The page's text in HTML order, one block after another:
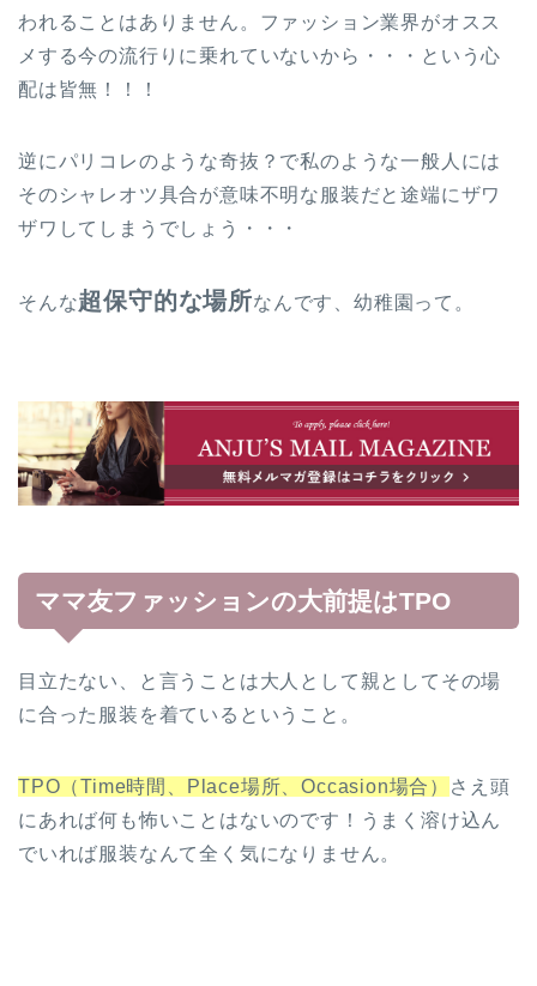
われることはありません。ファッション業界がオスス
メする今の流行りに乗れていないから・・・という心
配は皆無！！！
逆にパリコレのような奇抜？で私のような一般人には
そのシャレオツ具合が意味不明な服装だと途端にザワ
ザワしてしまうでしょう・・・
そんな超保守的な場所なんです、幼稚園って。
ママ友ファッションの大前提はTPO
目立たない、と言うことは大人として親としてその場
に合った服装を着ているということ。
TPO（Time時間、Place場所、Occasion場合）
さえ頭
にあれば何も怖いことはないのです！うまく溶け込ん
でいれば服装なんて全く気になりません。